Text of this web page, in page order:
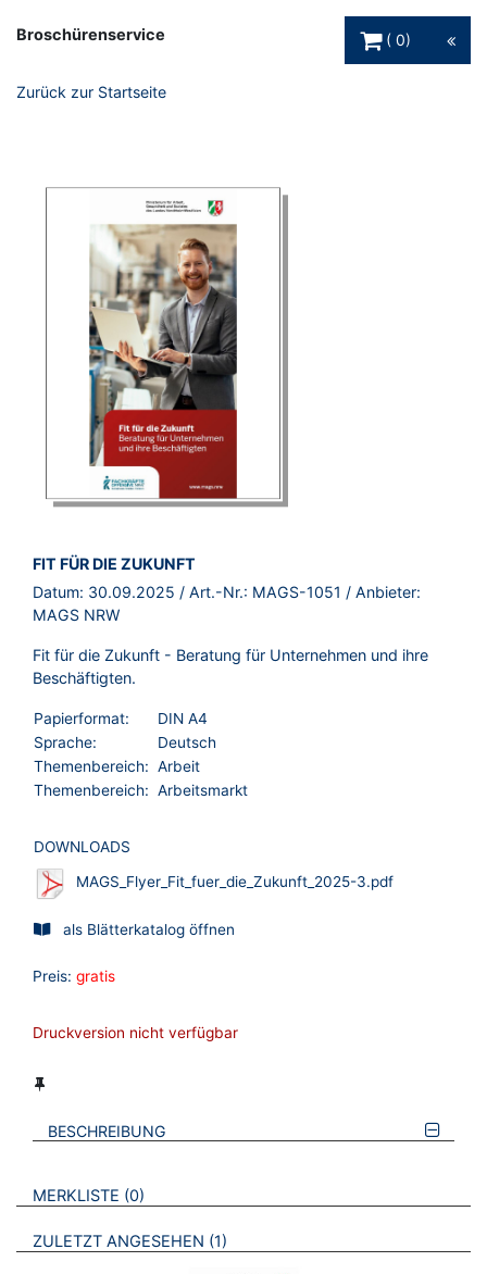
Broschürenservice
0
Zurück zur Startseite
BROSCHÜRE:
FIT FÜR DIE ZUKUNFT
Datum: 30.09.2025 / Art.-Nr.: MAGS-1051 / Anbieter:
MAGS NRW
Fit für die Zukunft - Beratung für Unternehmen und ihre
Beschäftigten.
Papierformat:
DIN A4
Sprache:
Deutsch
Themenbereich: Arbeit
Themenbereich: Arbeitsmarkt
DOWNLOADS
MAGS_Flyer_Fit_fuer_die_Zukunft_2025-3.pdf
als Blätterkatalog öffnen
Preis: gratis
Druckversion nicht verfügbar
BESCHREIBUNG
VERWEISE AUF VERMERKTE- ODER ZULETZT ANGESEHENE
MERKLISTE 0 BROSCHÜREN
ZULETZT ANGESEHEN 1 BROSCHÜREN